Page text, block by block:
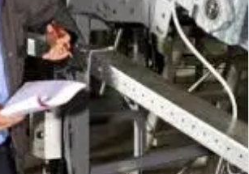
ك
ت
ر
و
ي